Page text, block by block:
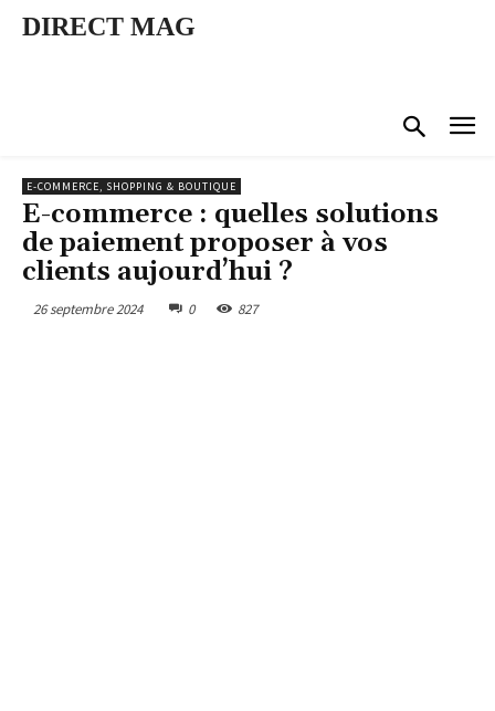
DIRECT MAG
E-COMMERCE, SHOPPING & BOUTIQUE
E-commerce : quelles solutions
de paiement proposer à vos
clients aujourd’hui ?
26 septembre 2024 0 827